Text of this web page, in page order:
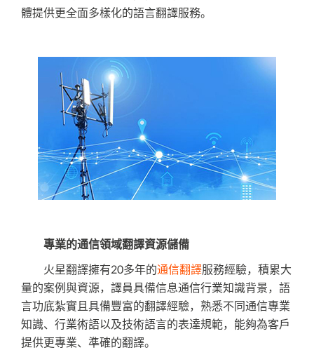
體提供更全面多樣化的語言翻譯服務。
專業的通信領域翻譯資源儲備
火星翻譯擁有20多年的通信翻譯服務經驗，積累大
量的案例與資源，譯員具備信息通信行業知識背景，語
言功底紮實且具備豐富的翻譯經驗，熟悉不同通信專業
知識、行業術語以及技術語言的表達規範，能夠為客戶
提供更專業、準確的翻譯。